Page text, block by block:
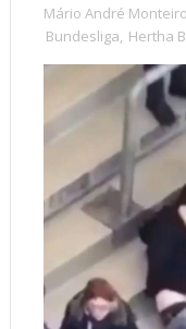
Mário André Monteiro
Bundesliga, Hertha